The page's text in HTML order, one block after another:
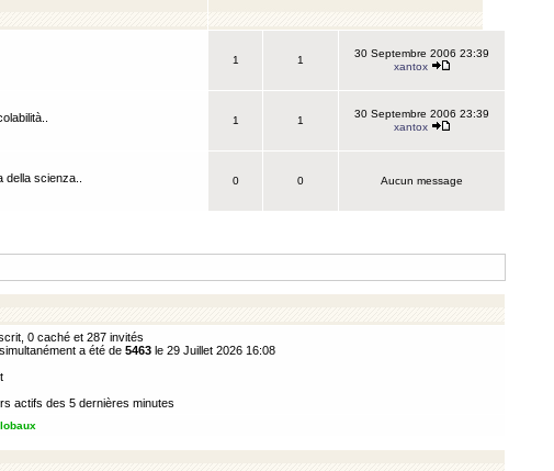
1 1
30 Septembre 2006 23:39
xantox
1 1
30 Septembre 2006 23:39
xantox
scienza..
0 0 Aucun message
0 caché et 287 invités
a été de 5463 le 29 Juillet 2026 16:08
actifs des 5 dernières minutes